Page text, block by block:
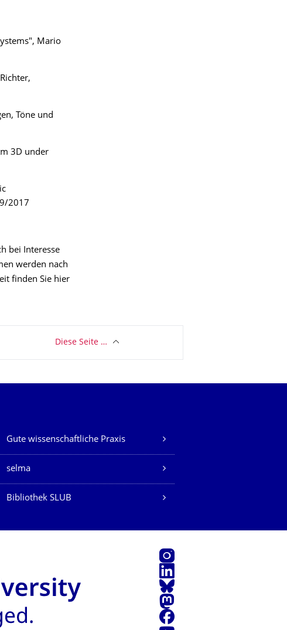
Mario
Töne und
3D under
2017
bei Interesse
werden nach
finden Sie hier
Diese Seite …
Gute wissenschaftliche Praxis
selma
Bibliothek SLUB
Instagram
LinkedIn
Bluesky
Mastodon
Facebook